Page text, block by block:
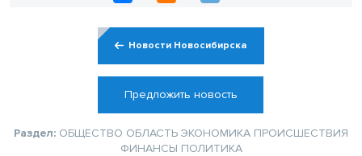
Новости Новосибирска
Предложить новость
Раздел: ОБЩЕСТВО ОБЛАСТЬ ЭКОНОМИКА ПРОИСШЕСТВИЯ
ФИНАНСЫ ПОЛИТИКА